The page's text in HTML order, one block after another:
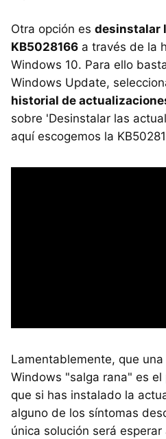
Otra opción es desinstalar
KB5028166 a través de la
Windows 10. Para ello
Windows Update,
historial de
sobre 'Desinstalar las
aquí escogemos la
Lamentablemente, que
Windows "salga rana" es
que si has instalado la
alguno de los síntomas
única solución será